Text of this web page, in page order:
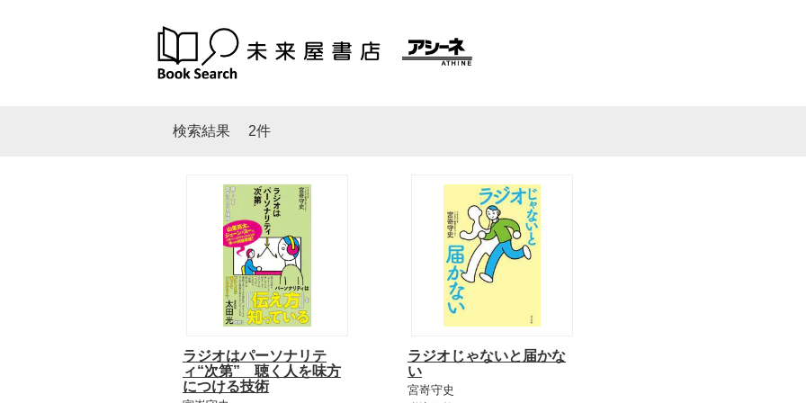
検索結果 2件
ラジオはパーソナリテ
ィ“次第” 聴く人を味方
につける技術
ラジオじゃないと届かな
い
宮嵜守史